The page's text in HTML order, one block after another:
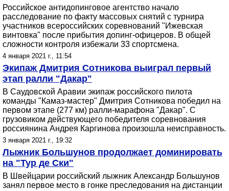
Российское антидопинговое агентство начало
расследование по факту массовых снятий с турнира
участников всероссийских соревнований "Ижевская
винтовка" после прибытия допинг-офицеров. В общей
сложности контроля избежали 33 спортсмена.
4 января 2021 г., 11:54
Экипаж Дмитрия Сотникова выиграл первый
этап ралли "Дакар"
В Саудовской Аравии экипаж российского пилота
команды "Камаз-мастер" Дмитрия Сотникова победил на
первом этапе (277 км) ралли-марафона "Дакар". С
грузовиком действующего победителя соревнования
россиянина Андрея Каргинова произошла неисправность.
3 января 2021 г., 19:32
Лыжник Большунов продолжает доминировать
на "Тур де Ски"
В Швейцарии российский лыжник Александр Большунов
занял первое место в гонке преследования на дистанции